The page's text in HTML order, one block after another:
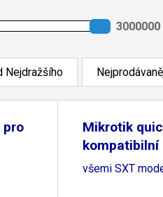
Nejdražšího
pro
Mikrotik
kompatibilní
všemi SXT